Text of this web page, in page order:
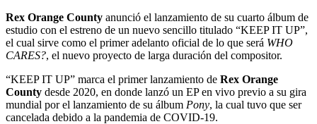
Rex Orange County anunció el lanzamiento de su cuarto álbum de
estudio con el estreno de un nuevo sencillo titulado “KEEP IT UP”,
el cual sirve como el primer adelanto oficial de lo que será WHO
CARES?, el nuevo proyecto de larga duración del compositor.
“KEEP IT UP” marca el primer lanzamiento de Rex Orange
County desde 2020, en donde lanzó un EP en vivo previo a su gira
mundial por el lanzamiento de su álbum Pony, la cual tuvo que ser
cancelada debido a la pandemia de COVID-19.